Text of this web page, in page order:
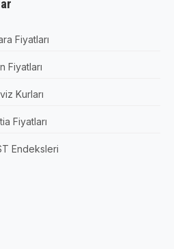
Fiyatları
Fiyatları
Kurları
Fiyatları
Endeksleri